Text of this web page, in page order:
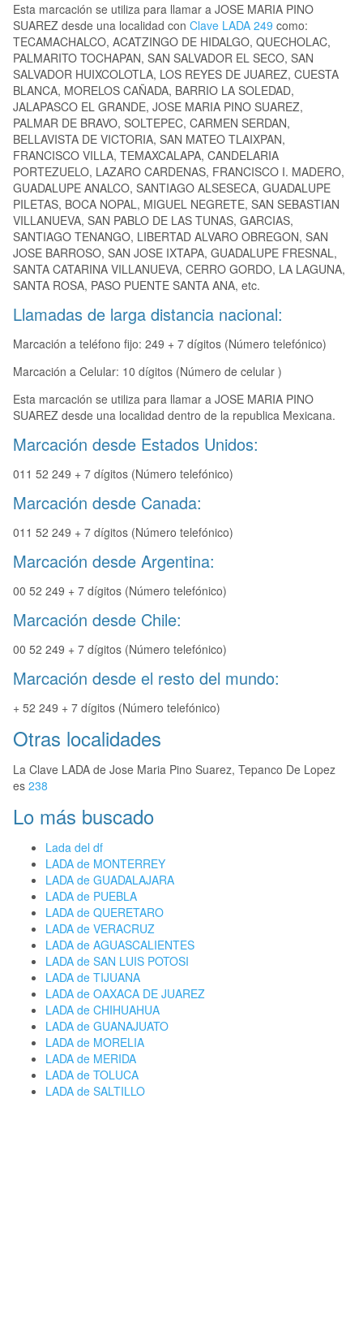
Esta marcación se utiliza para llamar a JOSE MARIA PINO
SUAREZ desde una localidad con Clave LADA 249 como:
TECAMACHALCO, ACATZINGO DE HIDALGO, QUECHOLAC,
PALMARITO TOCHAPAN, SAN SALVADOR EL SECO, SAN
SALVADOR HUIXCOLOTLA, LOS REYES DE JUAREZ, CUESTA
BLANCA, MORELOS CAÑADA, BARRIO LA SOLEDAD,
JALAPASCO EL GRANDE, JOSE MARIA PINO SUAREZ,
PALMAR DE BRAVO, SOLTEPEC, CARMEN SERDAN,
BELLAVISTA DE VICTORIA, SAN MATEO TLAIXPAN,
FRANCISCO VILLA, TEMAXCALAPA, CANDELARIA
PORTEZUELO, LAZARO CARDENAS, FRANCISCO I. MADERO,
GUADALUPE ANALCO, SANTIAGO ALSESECA, GUADALUPE
PILETAS, BOCA NOPAL, MIGUEL NEGRETE, SAN SEBASTIAN
VILLANUEVA, SAN PABLO DE LAS TUNAS, GARCIAS,
SANTIAGO TENANGO, LIBERTAD ALVARO OBREGON, SAN
JOSE BARROSO, SAN JOSE IXTAPA, GUADALUPE FRESNAL,
SANTA CATARINA VILLANUEVA, CERRO GORDO, LA LAGUNA,
SANTA ROSA, PASO PUENTE SANTA ANA, etc.
Llamadas de larga distancia nacional:
Marcación a teléfono fijo: 249 + 7 dígitos (Número telefónico)
Marcación a Celular: 10 dígitos (Número de celular )
Esta marcación se utiliza para llamar a JOSE MARIA PINO
SUAREZ desde una localidad dentro de la republica Mexicana.
Marcación desde Estados Unidos:
011 52 249 + 7 dígitos (Número telefónico)
Marcación desde Canada:
011 52 249 + 7 dígitos (Número telefónico)
Marcación desde Argentina:
00 52 249 + 7 dígitos (Número telefónico)
Marcación desde Chile:
00 52 249 + 7 dígitos (Número telefónico)
Marcación desde el resto del mundo:
+ 52 249 + 7 dígitos (Número telefónico)
Otras localidades
La Clave LADA de Jose Maria Pino Suarez, Tepanco De Lopez
es 238
Lo más buscado
Lada del df
LADA de MONTERREY
LADA de GUADALAJARA
LADA de PUEBLA
LADA de QUERETARO
LADA de VERACRUZ
LADA de AGUASCALIENTES
LADA de SAN LUIS POTOSI
LADA de TIJUANA
LADA de OAXACA DE JUAREZ
LADA de CHIHUAHUA
LADA de GUANAJUATO
LADA de MORELIA
LADA de MERIDA
LADA de TOLUCA
LADA de SALTILLO